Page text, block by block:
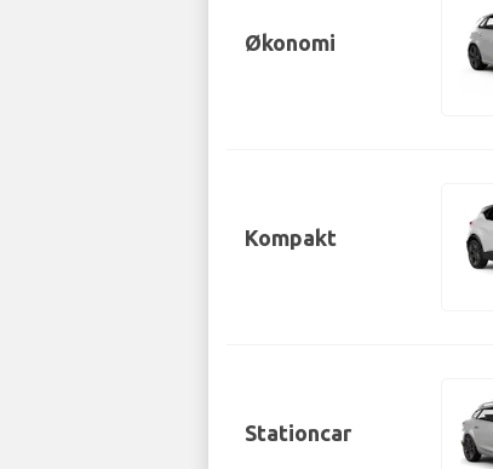
Økonomi
Kompakt
Stationcar